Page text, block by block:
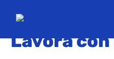
CUF CUNEO
Lavora con